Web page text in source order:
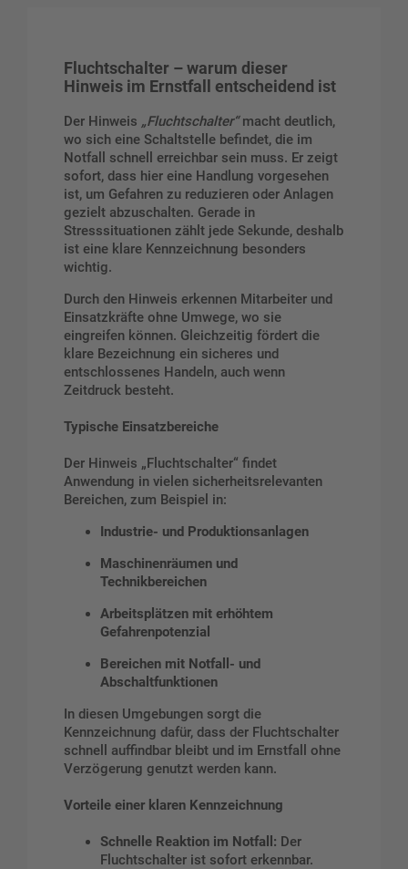
Fluchtschalter – warum dieser
Hinweis im Ernstfall entscheidend ist
Der Hinweis „Fluchtschalter“macht deutlich,
wo sich eine Schaltstelle befindet, die im
Notfall schnell erreichbar sein muss. Er zeigt
sofort, dass hier eine Handlung vorgesehen
ist, um Gefahren zu reduzieren oder Anlagen
gezielt abzuschalten. Gerade in
Stresssituationen zählt jede Sekunde, deshalb
ist eine klare Kennzeichnung besonders
wichtig.
Durch den Hinweis erkennen Mitarbeiter und
Einsatzkräfte ohne Umwege, wo sie
eingreifen können. Gleichzeitig fördert die
klare Bezeichnung ein sicheres und
entschlossenes Handeln, auch wenn
Zeitdruck besteht.
Typische Einsatzbereiche
Der Hinweis „Fluchtschalter“ findet
Anwendung in vielen sicherheitsrelevanten
Bereichen, zum Beispiel in:
Industrie- und Produktionsanlagen
Maschinenräumen und
Technikbereichen
Arbeitsplätzen mit erhöhtem
Gefahrenpotenzial
Bereichen mit Notfall- und
Abschaltfunktionen
In diesen Umgebungen sorgt die
Kennzeichnung dafür, dass der Fluchtschalter
schnell auffindbar bleibt und im Ernstfall ohne
Verzögerung genutzt werden kann.
Vorteile einer klaren Kennzeichnung
Schnelle Reaktion im Notfall: Der
Fluchtschalter ist sofort erkennbar.